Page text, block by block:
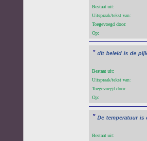
Bestaat uit:
Uitspraak/tekst van:
Toegevoegd door:
Op:
" dit beleid is de
Bestaat uit:
Uitspraak/tekst van:
Toegevoegd door:
Op:
" De temperatuur is
Bestaat uit: